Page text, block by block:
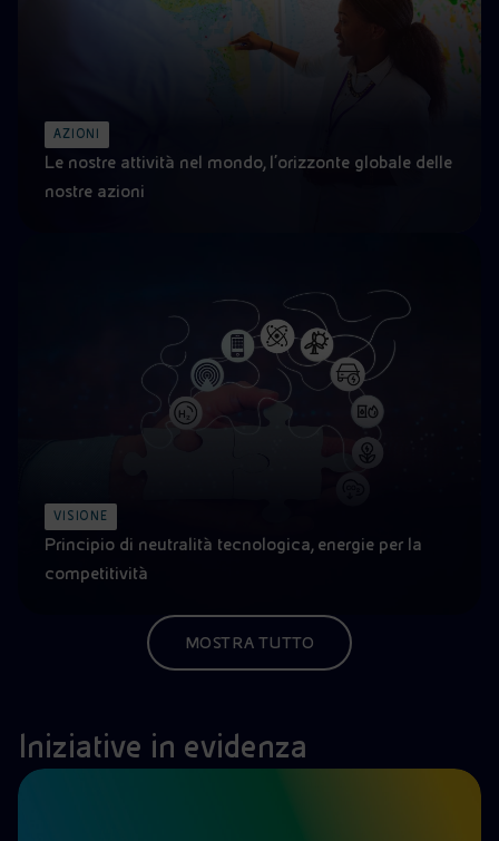
AZIONI
Le nostre attività nel mondo, l’orizzonte globale delle
nostre azioni
VISIONE
Principio di neutralità tecnologica, energie per la
competitività
MOSTRA TUTTO
Iniziative in evidenza